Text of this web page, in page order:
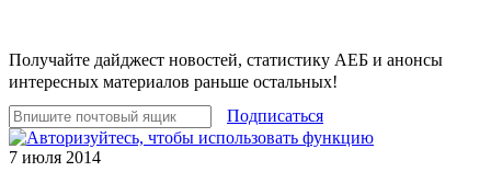
Получайте дайджест новостей, статистику АЕБ и анонсы
интересных материалов раньше остальных!
Подписаться
7 июля 2014